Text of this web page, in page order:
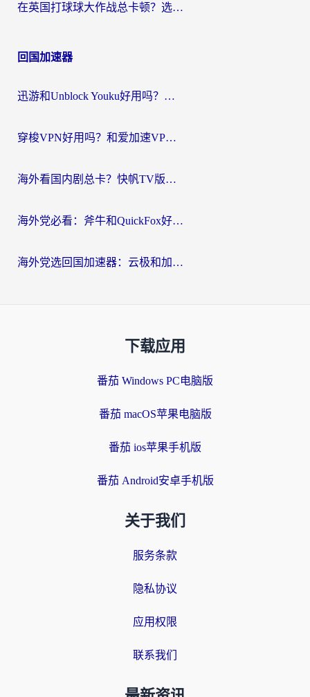
在英国打球球大作战总卡顿？选对加速器让你告别延迟（附实测攻略）
回国加速器
迅游和Unblock Youku好用吗？海外党亲测：3个维度教你选对回国加速器
穿梭VPN好用吗？和爱加速VPN对比哪个回国效果更好？海外党必看的实用指南
海外看国内剧总卡？快帆TV版VPN好用吗？和海牛VPN对比哪个回国效果更好？
海外党必看：斧牛和QuickFox好用吗？3步选对回国加速器，无缝刷国内剧玩游戏
海外党选回国加速器：云极和加速喵哪个好？附3款热门工具实测对比
下载应用
番茄 Windows PC电脑版
番茄 macOS苹果电脑版
番茄 ios苹果手机版
番茄 Android安卓手机版
关于我们
服务条款
隐私协议
应用权限
联系我们